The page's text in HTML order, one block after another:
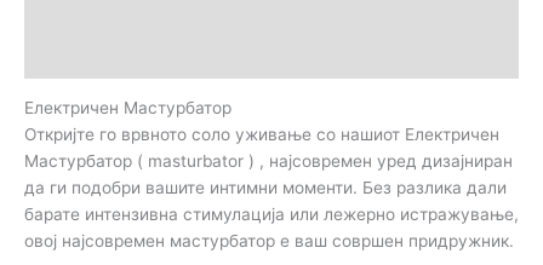
Електричен Мастурбатор
Откријте го врвното соло уживање со нашиот Електричен
Мастурбатор ( masturbator ) , најсовремен уред дизајниран
да ги подобри вашите интимни моменти. Без разлика дали
барате интензивна стимулација или лежерно истражување,
овој најсовремен мастурбатор е ваш совршен придружник.